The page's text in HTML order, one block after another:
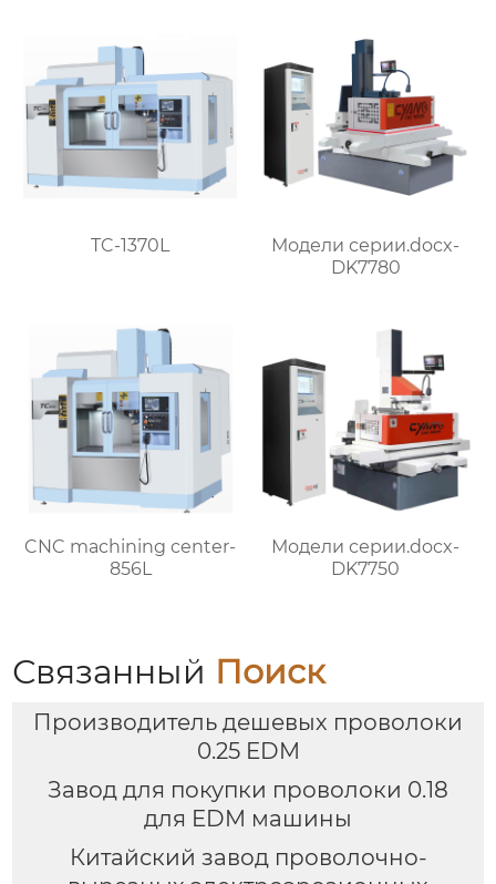
TC-1370L
Модели серии.docx-
DK7780
CNC machining center-
856L
Модели серии.docx-
DK7750
Связанный Поиск
Производитель дешевых проволоки
0.25 EDM
Завод для покупки проволоки 0.18
для EDM машины
Китайский завод проволочно-